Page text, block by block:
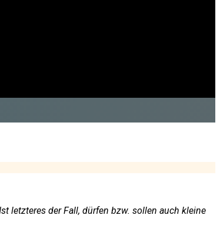
letzteres der Fall, dürfen bzw. sollen auch kleine